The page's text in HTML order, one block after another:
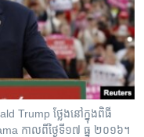
Trump ថ្លែង​នៅក្នុង​ពិធី​
កាល​ពី​ថ្ងៃទី​១៧ ធ្នូ ២០១៦។